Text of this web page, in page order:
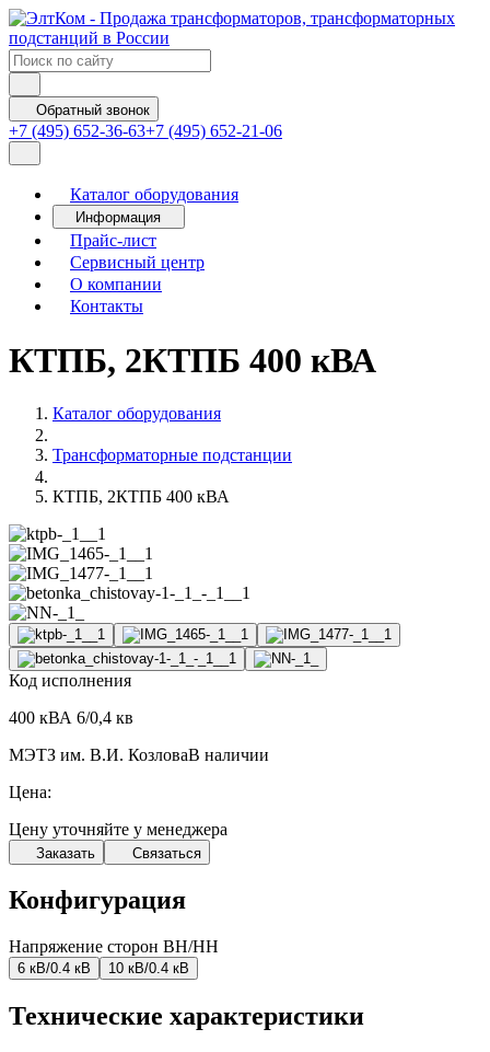
Обратный звонок
+7 (495) 652-36-63+7 (495) 652-21-06
Каталог оборудования
Информация
Прайс-лист
Сервисный центр
О компании
Контакты
КТПБ, 2КТПБ 400 кВА
Каталог оборудования
Трансформаторные подстанции
КТПБ, 2КТПБ 400 кВА
Код исполнения
400 кВА 6/0,4 кв
МЭТЗ им. В.И. КозловаВ наличии
Цена:
Цену уточняйте у менеджера
Заказать Связаться
Конфигурация
Напряжение сторон ВН/НН
6 кВ/0.4 кВ 10 кВ/0.4 кВ
Технические характеристики